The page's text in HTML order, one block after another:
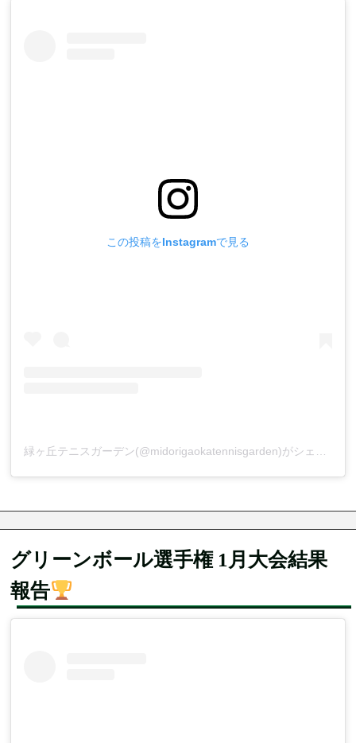
この投稿をInstagramで見る
緑ヶ丘テニスガーデン(@midorigaokatennisgarden)がシェアした投稿
グリーンボール選手権 1月大会結果
報告